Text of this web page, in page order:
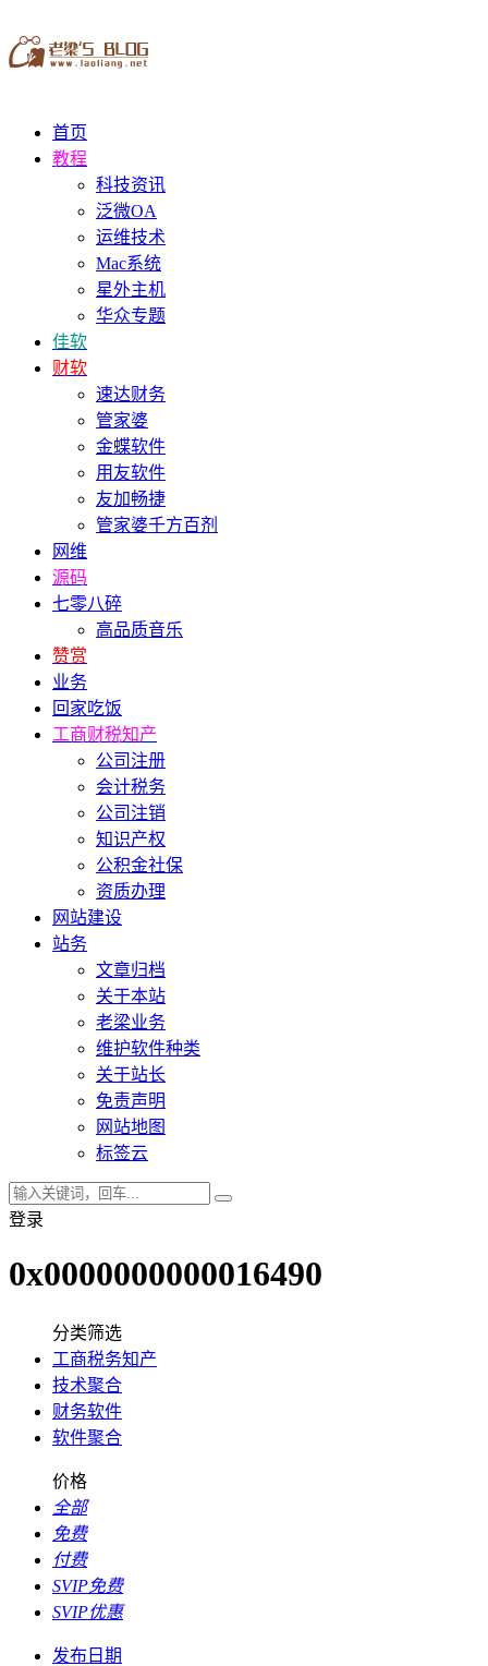
首页
教程
科技资讯
泛微OA
运维技术
Mac系统
星外主机
华众专题
佳软
财软
速达财务
管家婆
金蝶软件
用友软件
友加畅捷
管家婆千方百剂
网维
源码
七零八碎
高品质音乐
赞赏
业务
回家吃饭
工商财税知产
公司注册
会计税务
公司注销
知识产权
公积金社保
资质办理
网站建设
站务
文章归档
关于本站
老梁业务
维护软件种类
关于站长
免责声明
网站地图
标签云
登录
0x0000000000016490
分类筛选
工商税务知产
技术聚合
财务软件
软件聚合
价格
全部
免费
付费
SVIP免费
SVIP优惠
发布日期